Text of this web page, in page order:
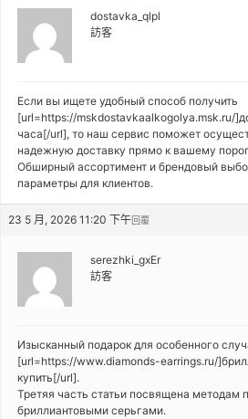
dostavka_qlpl
訪客
Если вы ищете удобный способ получить
[url=https://mskdostavkaalkogolya.msk.ru/
часа[/url], то наш сервис поможет
надежную доставку прямо к вашему
Обширный ассортимент и брендовый
параметры для клиентов.
23 5 月, 2026 11:20 下午回覆
serezhki_gxEr
訪客
Изысканный подарок для особенного
[url=https://www.diamonds-earrings.ru/
купить[/url].
Третяя часть статьи посвящена методам
бриллиантовыми серьгами.